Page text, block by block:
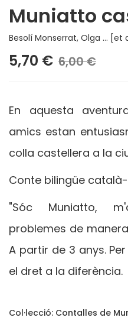
Muniatto
Besolí Monserrat, Olga ... [et
5,70 € 6,00 €
En aquesta
amics estan
colla castellera a la
Conte bilingüe
"Sóc Muniatto,
problemes de
A partir de 3 anys.
el dret a la diferència.
Col·lecció: Contalles de